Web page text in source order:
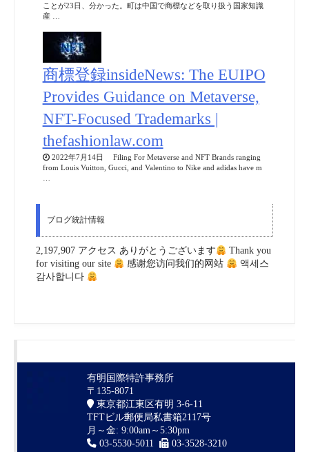
ことが23日、分かった。町は中国で商標などを取り扱う国家知識
産 …
商標登録insideNews: The EUIPO
Provides Guidance on Metaverse,
NFT-Focused Trademarks |
thefashionlaw.com
2022年7月14日 Filing For Metaverse and NFT Brands ranging
from Louis Vuitton, Gucci, and Valentino to Nike and adidas have m
ブログ統計情報
2,197,907 アクセス ありがとうございます
Thank you
for visiting our site
感谢您访问我们的网站
액세스
감사합니다
有明国際特許事務所
〒135-8071
東京都江東区有明 3-6-11
TFTビル郵便局私書箱2117号
月～金: 9:00am～5:30pm
03-5530-5011
03-3528-3210